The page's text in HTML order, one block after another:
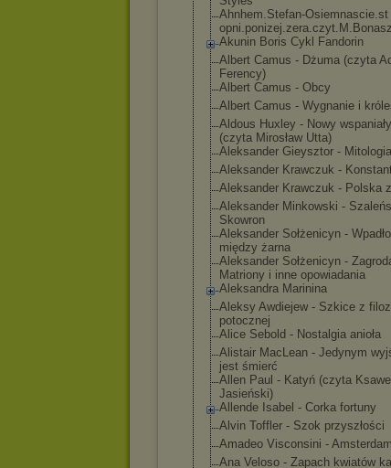
Ahnhem.Stefan-Osiemnascie.st
opni.ponizej.zera.czyt.M.Bon
Akunin Boris Cykl Fandorin
Albert Camus - Dżuma (czyta
Ferency)
Albert Camus - Obcy
Albert Camus - Wygnanie i
Aldous Huxley - Nowy
(czyta Mirosław Utta)
Aleksander Gieysztor -
Aleksander Krawczuk -
Aleksander Krawczuk - Polska
Aleksander Minkowski -
Skowron
Aleksander Sołżenicyn -
między żarna
Aleksander Sołżenicyn -
Matriony i inne opowiadania
Aleksandra Marinina
Aleksy Awdiejew - Szkice z
potocznej
Alice Sebold - Nostalgia anioła
Alistair MacLean - Jedynym
jest śmierć
Allen Paul - Katyń (czyta
Jasieński)
Allende Isabel - Corka fortuny
Alvin Toffler - Szok przyszłości
Amadeo Visconsini -
Ana Veloso - Zapach kwiatów